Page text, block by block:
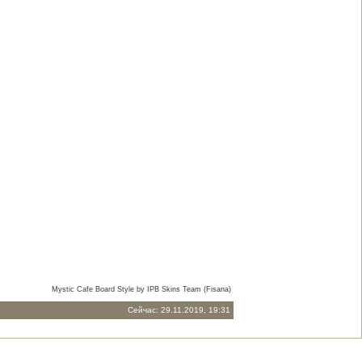
Mystic Cafe Board Style by IPB Skins Team (Fisana)
Сейчас: 29.11.2019, 19:31